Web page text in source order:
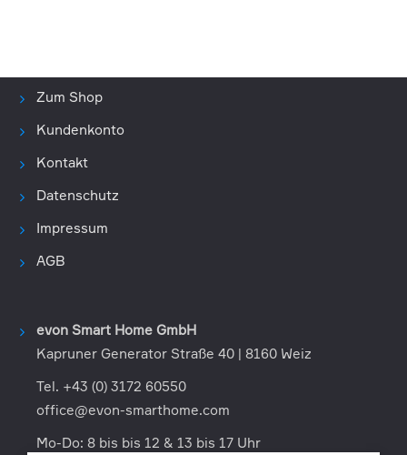
Zum Shop
Kundenkonto
Kontakt
Datenschutz
Impressum
AGB
evon Smart Home GmbH
Kapruner Generator Straße 40 | 8160 Weiz
Tel. +43 (0) 3172 60550
office@evon-smarthome.com
Mo-Do: 8 bis bis 12 & 13 bis 17 Uhr